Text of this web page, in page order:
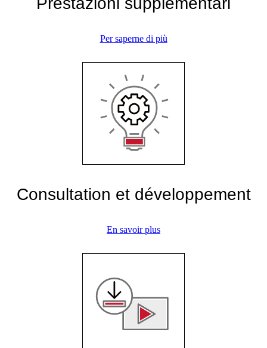
Per saperne di più
Consultation et développement
En savoir plus